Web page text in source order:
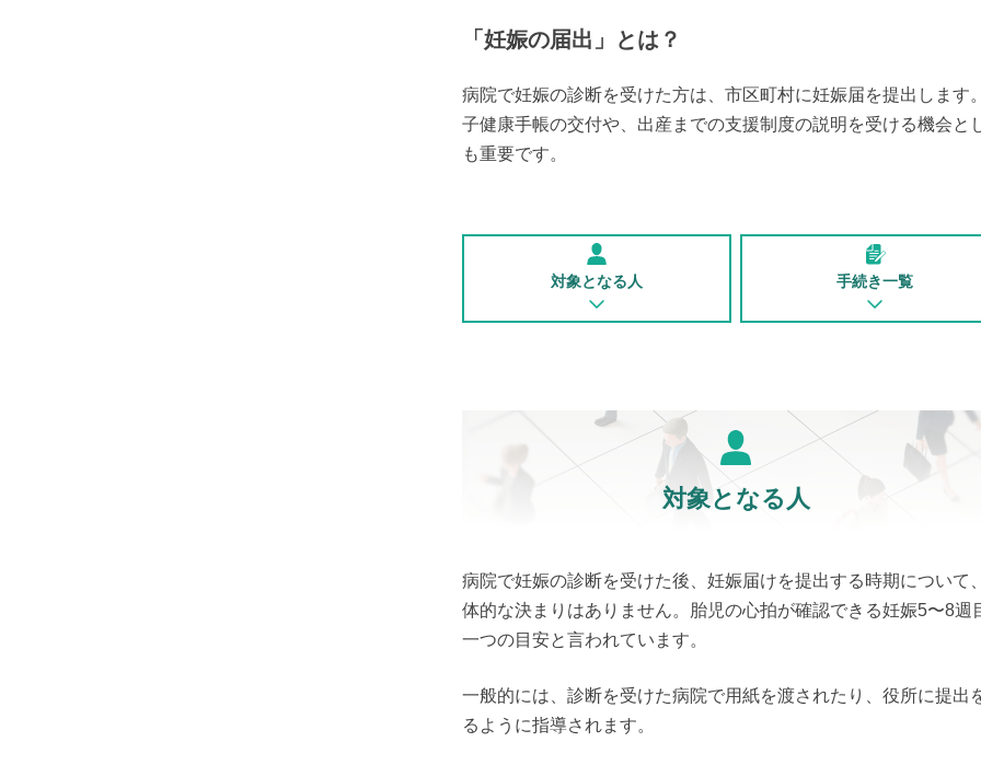
「 妊娠の届出 」とは？
病院で妊娠の診断を受けた方は、市区町村に妊娠届を提出します
子健康手帳の交付や、出産までの支援制度の説明を受ける機会と
も重要です。
対象となる人 手続き一覧
対象となる人
病院で妊娠の診断を受けた後、妊娠届けを提出する時期について
体的な決まりはありません。胎児の心拍が確認できる妊娠5〜8週
一つの目安と言われています。
一般的には、診断を受けた病院で用紙を渡されたり、役所に提出
るように指導されます。